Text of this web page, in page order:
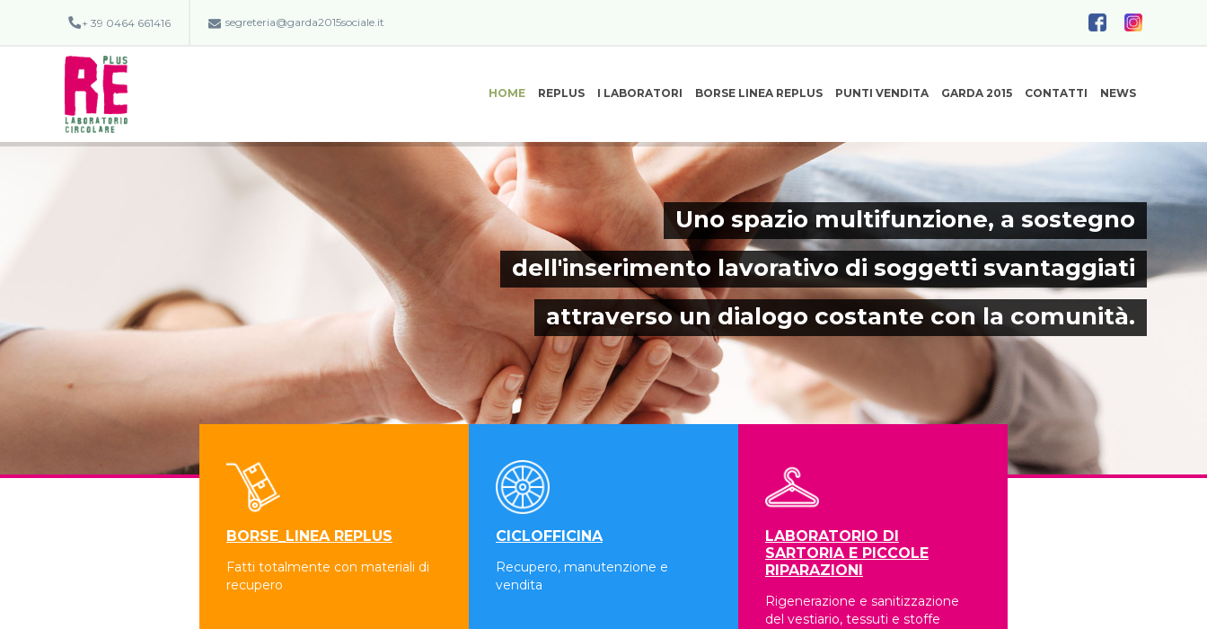
+ 39 0464 661416 segreteria@garda2015sociale.it
HOME REPLUS I LABORATORI BORSE LINEA REPLUS PUNTI VENDITA GARDA 2015 CONTATTI NEWS
Uno spazio multifunzione, a sostegno
dell'inserimento lavorativo di soggetti svantaggiati
attraverso un dialogo costante con la comunità.
BORSE_LINEA REPLUS
Fatti totalmente con materiali di
recupero
CICLOFFICINA
Recupero, manutenzione e
vendita
LABORATORIO DI
SARTORIA E PICCOLE
RIPARAZIONI
Rigenerazione e sanitizzazione
del vestiario, tessuti e stoffe